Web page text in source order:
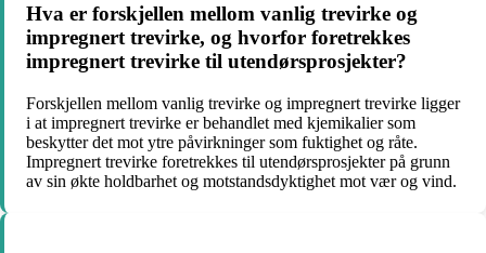
Hva er forskjellen mellom vanlig trevirke og
impregnert trevirke, og hvorfor foretrekkes
impregnert trevirke til utendørsprosjekter?
Forskjellen mellom vanlig trevirke og impregnert trevirke ligger
i at impregnert trevirke er behandlet med kjemikalier som
beskytter det mot ytre påvirkninger som fuktighet og råte.
Impregnert trevirke foretrekkes til utendørsprosjekter på grunn
av sin økte holdbarhet og motstandsdyktighet mot vær og vind.